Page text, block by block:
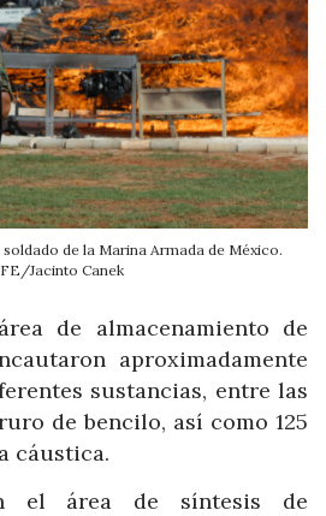
de la Marina Armada de México.
Jacinto Canek
de almacenamiento de
aproximadamente
sustancias, entre las
de bencilo, así como 125
cáustica.
el área de síntesis de